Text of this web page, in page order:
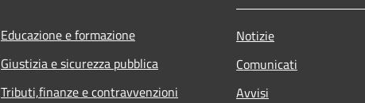
Educazione e formazione
Giustizia e sicurezza pubblica
Tributi,finanze e contravvenzioni
Notizie
Comunicati
Avvisi